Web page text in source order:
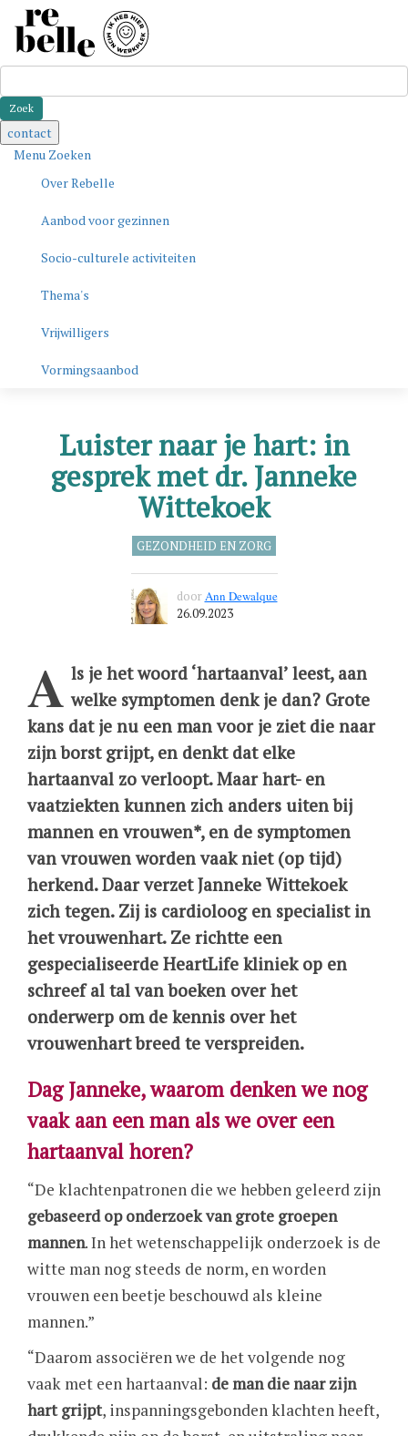
contact
Menu Zoeken
Over Rebelle
Aanbod voor gezinnen
Socio-culturele activiteiten
Thema's
Vrijwilligers
Vormingsaanbod
Luister naar je hart: in
gesprek met dr. Janneke
Wittekoek
GEZONDHEID EN ZORG
door Ann Dewalque
26.09.2023
A ls je het woord ‘hartaanval’ leest, aan
welke symptomen denk je dan? Grote
kans dat je nu een man voor je ziet die naar
zijn borst grijpt, en denkt dat elke
hartaanval zo verloopt. Maar hart- en
vaatziekten kunnen zich anders uiten bij
mannen en vrouwen*, en de symptomen
van vrouwen worden vaak niet (op tijd)
herkend. Daar verzet Janneke Wittekoek
zich tegen. Zij is cardioloog en specialist in
het vrouwenhart. Ze richtte een
gespecialiseerde HeartLife kliniek op en
schreef al tal van boeken over het
onderwerp om de kennis over het
vrouwenhart breed te verspreiden.
Dag Janneke, waarom denken we nog
vaak aan een man als we over een
hartaanval horen?
“De klachtenpatronen die we hebben geleerd zijn
gebaseerd op onderzoek van grote groepen
mannen. In het wetenschappelijk onderzoek is de
witte man nog steeds de norm, en worden
vrouwen een beetje beschouwd als kleine
mannen.”
“Daarom associëren we de het volgende nog
vaak met een hartaanval: de man die naar zijn
hart grijpt, inspanningsgebonden klachten heeft,